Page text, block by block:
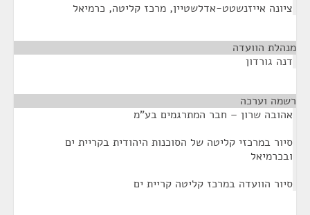
ציונה אייזנשטט-אדלשטיין, מרכז קליטה, כרמיאל
מנהלת הוועדה
דנה גורדון
רשמה וערכה
אהובה שרון – חבר המתרגמים בע"מ
סיור במרכזי קליטה של הסוכנות היהודית בקריית ים
ובכרמיאל
סיור הוועדה במרכז קליטה קריית ים